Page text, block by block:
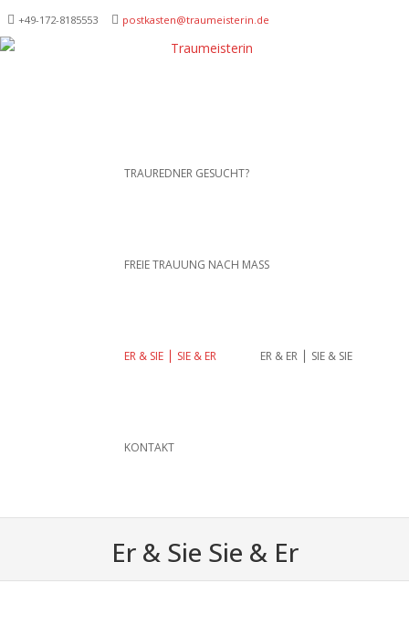
+49-172-­8185553 postkasten@traumeisterin.de
Traurednerein München,
Leidenschaft
SKIP TO CONTENT
TRAUREDNER GESUCHT?
FREIE TRAUUNG NACH MASS
ER & SIE ⎪ SIE & ER ER & ER ⎪ SIE & SIE
KONTAKT
Er & Sie Sie & Er